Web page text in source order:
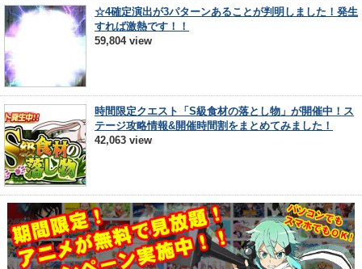
☆4確定演出が3パターンあることが判明しました！発生
すれば激熱です！！
59,804 view
時間限定クエスト「S級食材の落とし物」が開催中！ス
テージ攻略情報&開催時間割をまとめてみました！
42,063 view